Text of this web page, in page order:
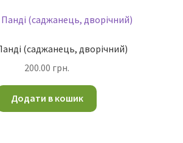
(саджанець, дворічний)
200.00 грн.
Додати в кошик